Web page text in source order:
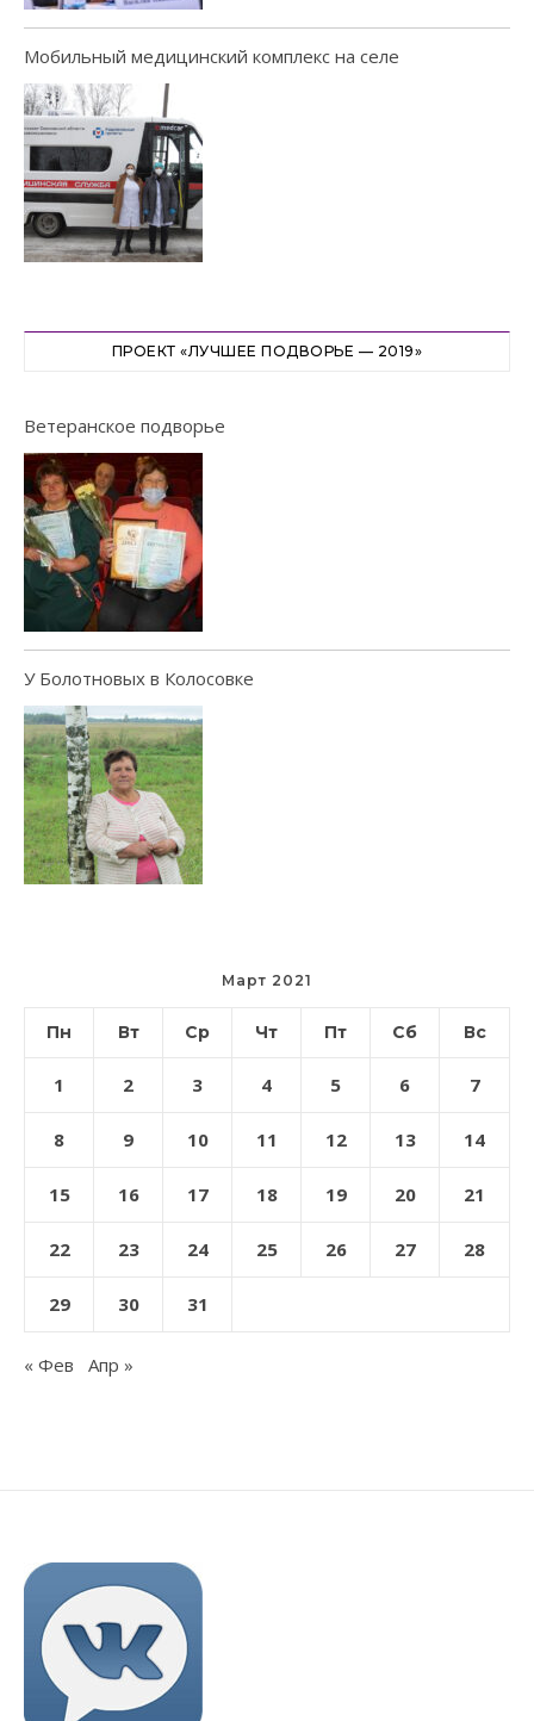
Мобильный медицинский комплекс на селе
ПРОЕКТ «ЛУЧШЕЕ ПОДВОРЬЕ — 2019»
Ветеранское подворье
У Болотновых в Колосовке
Март 2021
Пн Вт Ср Чт Пт Сб Вс
1 2 3 4 5 6 7
8 9 10 11 12 13 14
15 16 17 18 19 20 21
22 23 24 25 26 27 28
29 30 31
« Фев Апр »